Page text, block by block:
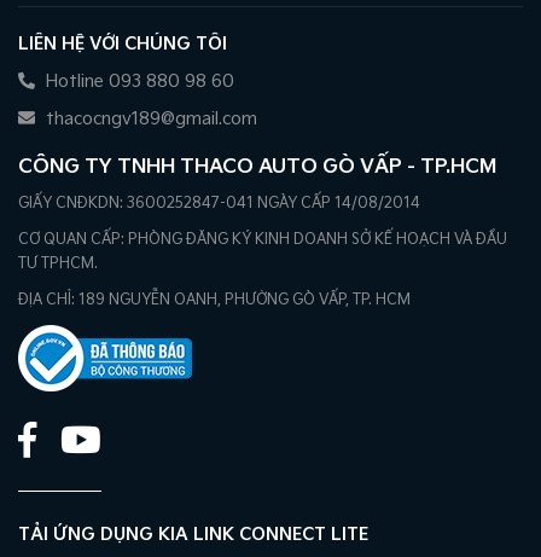
LIÊN HỆ VỚI CHÚNG TÔI
Hotline 093 880 98 60
thacocngv189@gmail.com
CÔNG TY TNHH THACO AUTO GÒ VẤP - TP.HCM
GIẤY CNĐKDN: 3600252847-041 NGÀY CẤP 14/08/2014
CƠ QUAN CẤP: PHÒNG ĐĂNG KÝ KINH DOANH SỞ KẾ HOẠCH VÀ ĐẦU
TƯ TPHCM.
ĐỊA CHỈ: 189 NGUYỄN OANH, PHƯỜNG GÒ VẤP, TP. HCM
TẢI ỨNG DỤNG KIA LINK CONNECT LITE